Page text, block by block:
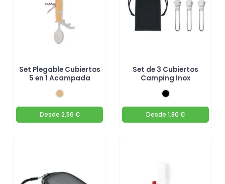
Set Plegable Cubiertos
5 en 1 Acampada
Desde 2.56 €
Set de 3 Cubiertos
Camping Inox
Desde 1.80 €